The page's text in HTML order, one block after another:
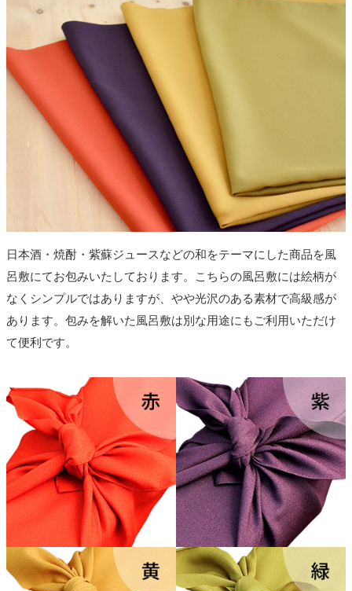
日本酒・焼酎・紫蘇ジュースなどの和をテーマにした商品を風
呂敷にてお包みいたしております。こちらの風呂敷には絵柄が
なくシンプルではありますが、やや光沢のある素材で高級感が
あります。包みを解いた風呂敷は別な用途にもご利用いただけ
て便利です。